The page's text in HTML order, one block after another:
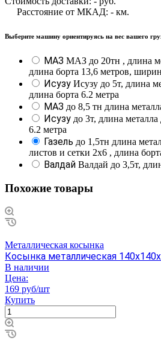
Расстояние от МКАД: - км.
Выберите машину ориентируясь на вес вашего
МАЗ МАЗ до 20тн , длина
длина борта 13,6 метров,
Исузу Исузу до 5т, длина
длина борта 6.2 метра
МАЗ до 8,5 тн длина
Исузу до 3т, длина
6.2 метра
Газель до 1,5тн длина
листов и сетки 2х6 , длина
Валдай Валдай до 3,5т,
Похожие товары
Металлическая косынка
Косынка металлическая
В наличии
Цена:
169 руб/шт
Купить